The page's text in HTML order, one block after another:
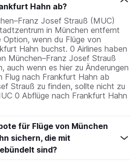
Hahn ab?
Josef Strauß (MUC)
in München entfernt
Option, wenn du Flüge von
Hahn buchst. 0 Airlines haben
München–Franz Josef Strauß
auch wenn es hier zu Änderungen
Flug nach Frankfurt Hahn ab
Strauß zu finden, sollte nicht zu
0 Abflüge nach Frankfurt Hahn
für Flüge von München
sichern, die mit
sind?